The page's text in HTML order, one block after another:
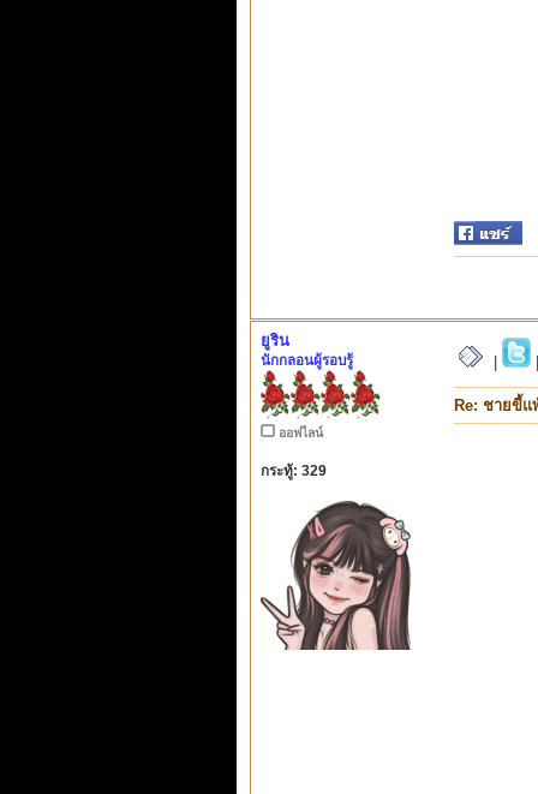
ยูริน
นักกลอนผู้รอบรู้
ออฟไลน์
กระทู้: 329
Re: ชายขี้แ